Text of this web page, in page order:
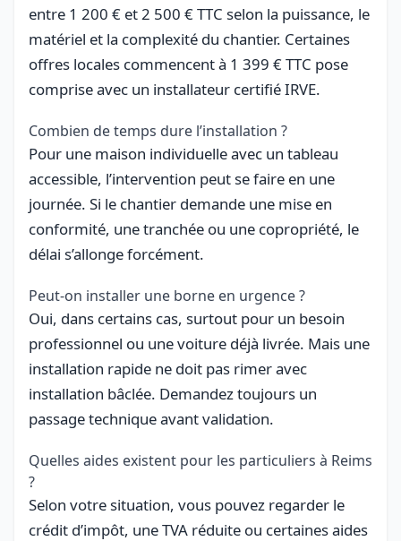
entre 1 200 € et 2 500 € TTC selon la puissance, le
matériel et la complexité du chantier. Certaines
offres locales commencent à 1 399 € TTC pose
comprise avec un installateur certifié IRVE.
Combien de temps dure l’installation ?
Pour une maison individuelle avec un tableau
accessible, l’intervention peut se faire en une
journée. Si le chantier demande une mise en
conformité, une tranchée ou une copropriété, le
délai s’allonge forcément.
Peut-on installer une borne en urgence ?
Oui, dans certains cas, surtout pour un besoin
professionnel ou une voiture déjà livrée. Mais une
installation rapide ne doit pas rimer avec
installation bâclée. Demandez toujours un
passage technique avant validation.
Quelles aides existent pour les particuliers à Reims
?
Selon votre situation, vous pouvez regarder le
crédit d’impôt, une TVA réduite ou certaines aides